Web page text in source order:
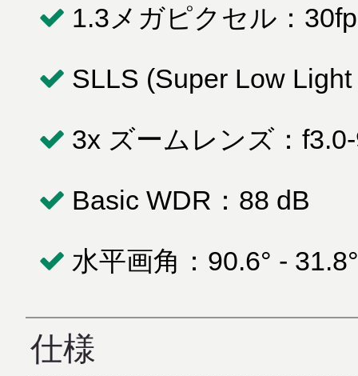
1.3メガピクセル：
SLLS (Super Low
3x ズームレンズ：
Basic WDR：88 dB
水平画角：90.6° - 31.8°
仕様